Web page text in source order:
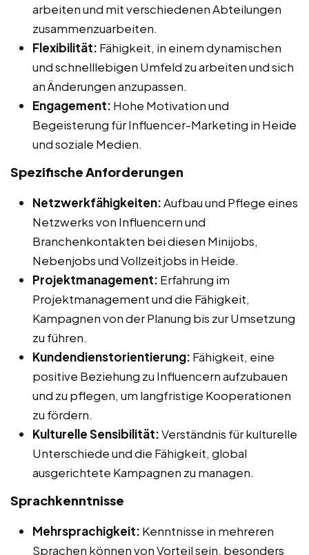
arbeiten und mit verschiedenen Abteilungen
zusammenzuarbeiten.
Flexibilität: Fähigkeit, in einem dynamischen
und schnelllebigen Umfeld zu arbeiten und sich
an Änderungen anzupassen.
Engagement: Hohe Motivation und
Begeisterung für Influencer-Marketing in Heide
und soziale Medien.
Spezifische Anforderungen
Netzwerkfähigkeiten:Aufbau und Pflege eines
Netzwerks von Influencern und
Branchenkontakten bei diesen Minijobs,
Nebenjobs und Vollzeitjobs in Heide.
Projektmanagement: Erfahrung im
Projektmanagement und die Fähigkeit,
Kampagnen von der Planung bis zur Umsetzung
zu führen.
Kundendienstorientierung: Fähigkeit, eine
positive Beziehung zu Influencern aufzubauen
und zu pflegen, um langfristige Kooperationen
zu fördern.
Kulturelle Sensibilität:Verständnis für kulturelle
Unterschiede und die Fähigkeit, global
ausgerichtete Kampagnen zu managen.
Sprachkenntnisse
Mehrsprachigkeit: Kenntnisse in mehreren
Sprachen können von Vorteil sein, besonders